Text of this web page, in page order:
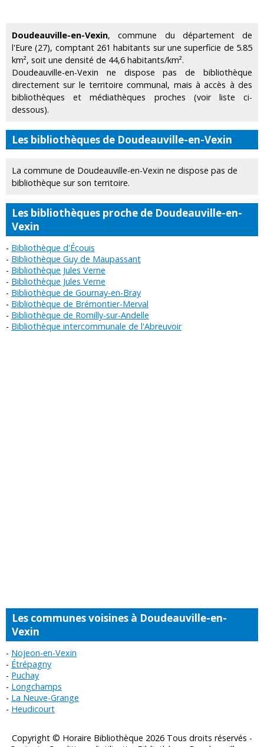
Doudeauville-en-Vexin, commune du département de
l'Eure (27), comptant 261 habitants sur une superficie de 5.85
km², soit une densité de 44,6 habitants/km².
Doudeauville-en-Vexin ne dispose pas de bibliothèque
directement sur le territoire communal, mais à accès à des
bibliothèques et médiathèques proches (voir liste ci-
dessous).
Les bibliothèques de Doudeauville-en-Vexin
La commune de Doudeauville-en-Vexin ne dispose pas de
bibliothèque sur son territoire.
Les bibliothèques proche de Doudeauville-en-
Vexin
Bibliothèque d'Écouis
Bibliothèque Guy de Maupassant
Bibliothèque Jules Verne
Bibliothèque Jules Verne
Bibliothèque de Gournay-en-Bray
Bibliothèque de Brémontier-Merval
Bibliothèque de Romilly-sur-Andelle
Bibliothèque intercommunale de l'Abreuvoir
Les communes voisines à Doudeauville-en-
Vexin
Nojeon-en-Vexin
Étrépagny
Puchay
Longchamps
La Neuve-Grange
Heudicourt
Copyright © Horaire Bibliothèque 2026 Tous droits réservés -